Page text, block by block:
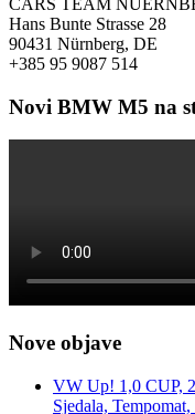
CARS TEAM
Hans Bunte Strasse 28
90431 Nürnberg, DE
+385 95 9087 514
Novi BMW M5 na
Nove objave
VW Up! 1,0 CUP,
Sjedala,